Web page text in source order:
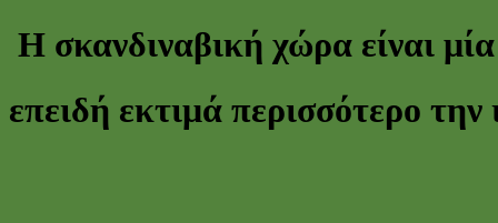
Η σκανδιναβική χώρα είναι
επειδή εκτιμά περισσότερο